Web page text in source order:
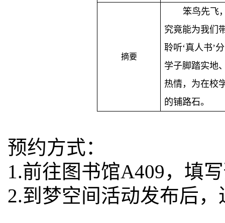
摘要
笨鸟先飞
究竟能为我们
聆听‘真人书’
学子脚踏实地
热情，为在校
的铺路石。
预约方式：
1.前往图书馆A409，填
2.到梦空间活动发布后